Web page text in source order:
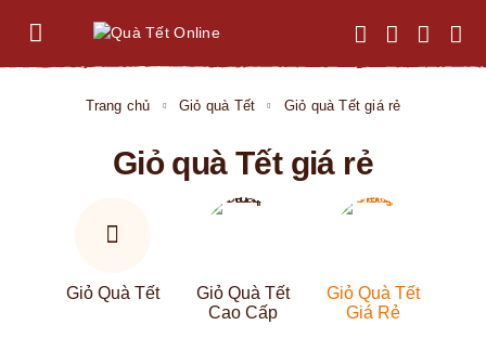
Trang chủ Giỏ quà Tết Giỏ quà Tết giá rẻ
Giỏ quà Tết giá rẻ
Giỏ Quà Tết
Giỏ Quà Tết
Cao Cấp
Giỏ Quà Tết
Giá Rẻ